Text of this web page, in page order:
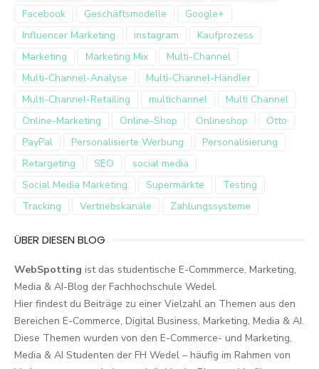
Facebook
Geschäftsmodelle
Google+
Influencer Marketing
instagram
Kaufprozess
Marketing
Marketing Mix
Multi-Channel
Multi-Channel-Analyse
Multi-Channel-Händler
Multi-Channel-Retailing
multichannel
Multi Channel
Online-Marketing
Online-Shop Onlineshop
Otto
PayPal
Personalisierte Werbung
Personalisierung
Retargeting
SEO
social media
Social Media Marketing
Supermärkte
Testing
Tracking
Vertriebskanäle Zahlungssysteme
ÜBER DIESEN BLOG
WebSpotting ist das studentische E-Commmerce, Marketing,
Media & AI-Blog der Fachhochschule Wedel.
Hier findest du Beiträge zu einer Vielzahl an Themen aus den
Bereichen E-Commerce, Digital Business, Marketing, Media & AI.
Diese Themen wurden von den E-Commerce- und Marketing,
Media & AI Studenten der FH Wedel – häufig im Rahmen von